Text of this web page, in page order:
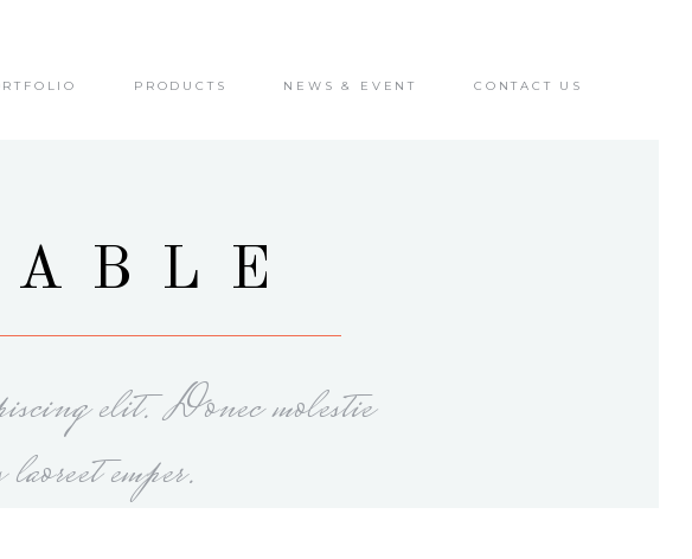
PRODUCTS NEWS & EVENT CONTACT US
elit. Donec molestie
emper.